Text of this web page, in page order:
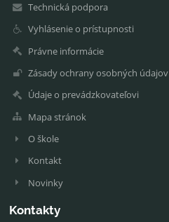
Technická podpora
Vyhlásenie o prístupnosti
Právne informácie
Zásady ochrany osobných údajov
Údaje o prevádzkovateľovi
Mapa stránok
O škole
Kontakt
Novinky
Kontakty